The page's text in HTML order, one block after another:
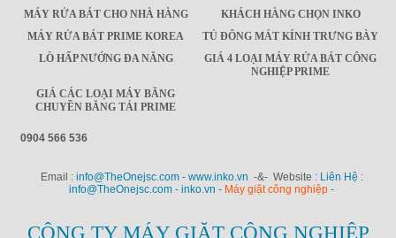
MÁY RỬA BÁT CHO NHÀ HÀNG
KHÁCH HÀNG CHỌN INKO
MÁY RỬA BÁT PRIME KOREA
TỦ ĐÔNG MÁT KÍNH TRƯNG BÀY
LÒ HẤP NƯỚNG ĐA NĂNG
GIÁ 4 LOẠI MÁY RỬA BÁT CÔNG
NGHIỆP PRIME
GIÁ CÁC LOẠI MÁY BĂNG
CHUYỀN BĂNG TẢI PRIME
0904 566 536
Email : info@TheOnejsc.com - www.inko.vn -&- Website : Liên Hệ :
info@TheOnejsc.com - inko.vn - Máy giặt công nghiệp -
CÔNG TY MÁY GIẶT CÔNG NGHIỆP